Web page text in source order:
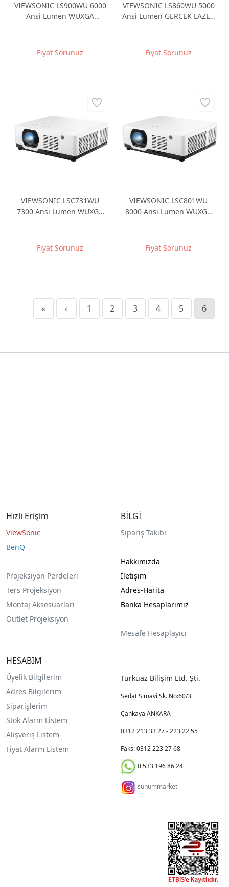
VIEWSONIC LS900WU 6000
Ansi Lumen WUXGA
HDBaseT Profesyonel Seri
Projeksiyon
Fiyat Sorunuz
VIEWSONIC LS860WU 5000
Ansi Lumen GERCEK LAZER
PROFESYONEL KURULUM
PROJEKSIYON
Fiyat Sorunuz
VIEWSONIC LSC731WU
7300 Ansi Lumen WUXGA
Fiyat Sorunuz
VIEWSONIC LSC801WU
8000 Ansi Lumen WUXGA
Fiyat Sorunuz
« ‹ 1 2 3 4 5 6
Hızlı Erişim
ViewSonic
BenQ
Projeksiyon Perdeleri
Ters Projeksiyon
Montaj Aksesuarları
Outlet Projeksiyon
BİLGİ
Sipariş Takibi
Hakkımızda
İletişim
Adres-Harita
Banka Hesaplarımız
Mesafe Hesaplayıcı
HESABIM
Üyelik Bilgilerim
Adres Bilgilerim
Siparişlerim
Stok Alarm Listem
Alışveriş Listem
Fiyat Alarm Listem
Turkuaz Bilişim Ltd. Şti.
Sedat Simavi Sk. No:60/3
Çankaya ANKARA
0312 213 33 27 - 223 22 55
Faks: 0312 223 27 68
0 533 196 86 24
sunummarket